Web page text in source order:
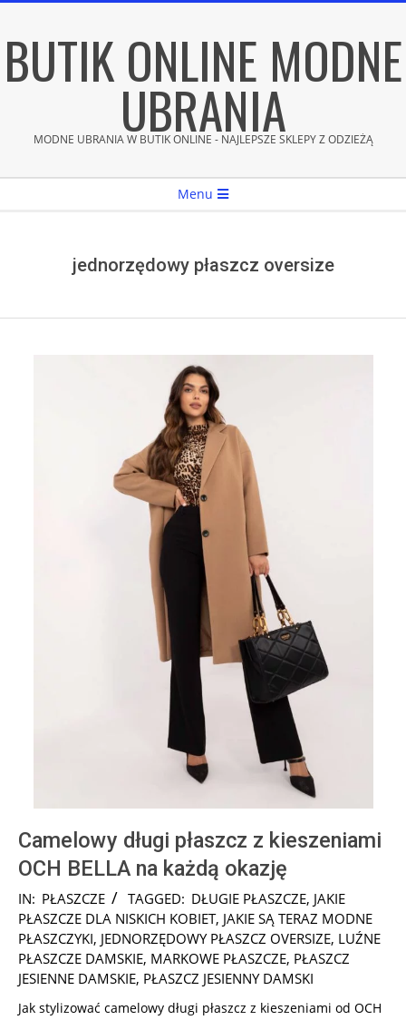
content
BUTIK ONLINE MODNE
UBRANIA
MODNE UBRANIA W BUTIK ONLINE - NAJLEPSZE SKLEPY Z ODZIEŻĄ
Menu
jednorzędowy płaszcz oversize
Camelowy długi płaszcz z kieszeniami
OCH BELLA na każdą okazję
2024-
10-
14
IN: PŁASZCZE TAGGED: DŁUGIE PŁASZCZE, JAKIE
PŁASZCZE DLA NISKICH KOBIET, JAKIE SĄ TERAZ MODNE
PŁASZCZYKI, JEDNORZĘDOWY PŁASZCZ OVERSIZE, LUŹNE
PŁASZCZE DAMSKIE, MARKOWE PŁASZCZE, PŁASZCZ
JESIENNE DAMSKIE, PŁASZCZ JESIENNY DAMSKI
Jak stylizować camelowy długi płaszcz z kieszeniami od OCH